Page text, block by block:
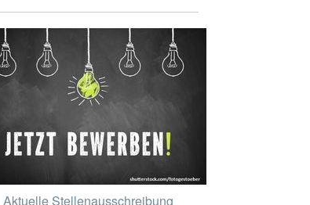
Aktuelle Stellenausschreibung